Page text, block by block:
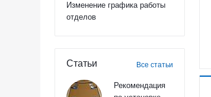
Изменение графика работы
отделов
Статьи Все статьи
Рекомендация